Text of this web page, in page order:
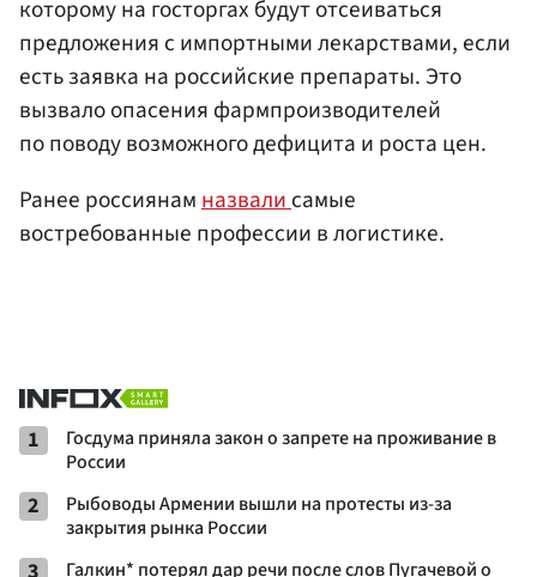
которому на госторгах будут отсеиваться
предложения с импортными лекарствами, если
есть заявка на российские препараты. Это
вызвало опасения фармпроизводителей
по поводу возможного дефицита и роста цен.
Ранее россиянамназвалисамые
востребованные профессии в логистике.
1
Госдума приняла закон о запрете на проживание в
России
2
Рыбоводы Армении вышли на протесты из-за
закрытия рынка России
Галкин* потерял дар речи после слов Пугачевой о